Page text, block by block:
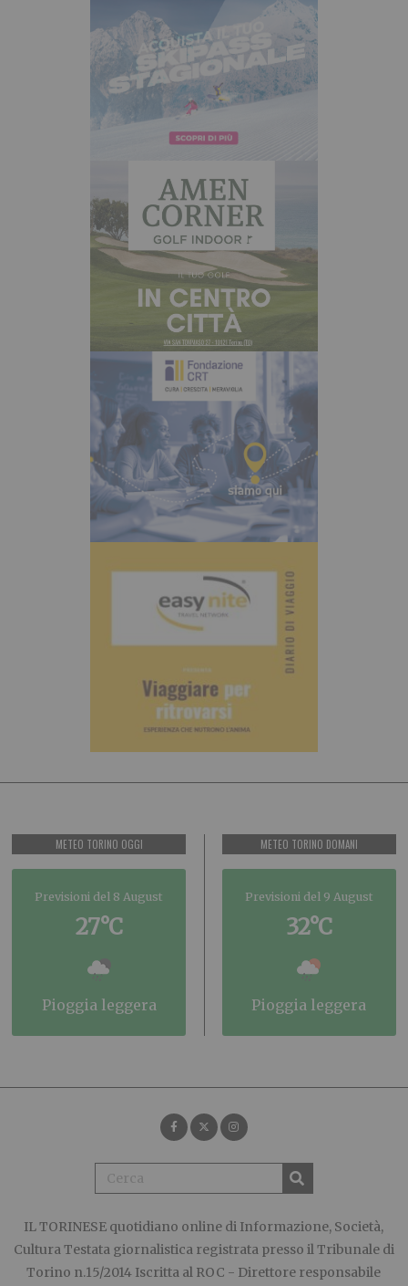
METEO TORINO OGGI
Previsioni del 8 August
27°C
pioggia leggera
METEO TORINO DOMANI
Previsioni del 9 August
32°C
pioggia leggera
IL TORINESE quotidiano online di Informazione, Società,
Cultura Testata giornalistica registrata presso il Tribunale di
Torino n.15/2014 Iscritta al ROC - Direttore responsabile